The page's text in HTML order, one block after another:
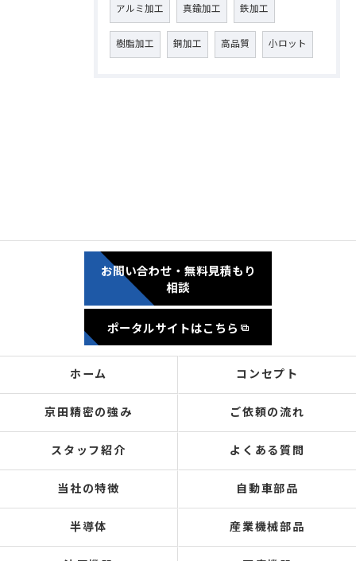
アルミ加工 真鍮加工 鉄加工
樹脂加工 銅加工 高品質 小ロット
お問い合わせ・無料見積もり
相談
ポータルサイトはこちら
ホーム コンセプト
京田精密の強み ご依頼の流れ
スタッフ紹介 よくある質問
当社の特徴 自動車部品
半導体 産業機械部品